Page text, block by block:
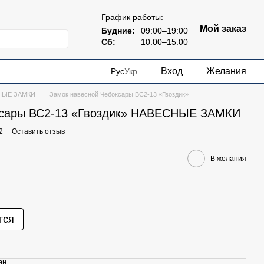
График работы:
Будние:
09:00–19:00
Сб:
10:00–15:00
Мой заказ
РусУкр Вход Желания
ЗАМКИ Замок навесной Чебоксары ВС2-13 «Гвоздик»
ВС2-13 «Гвоздик» НАВЕСНЫЕ ЗАМКИ
Оставить отзыв
В желания